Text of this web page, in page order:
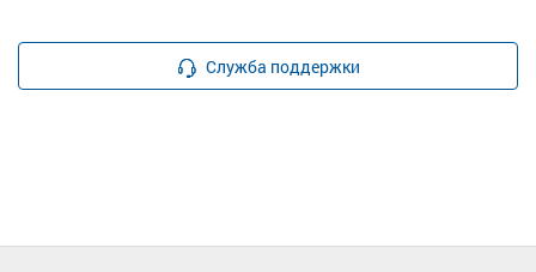
Служба поддержки